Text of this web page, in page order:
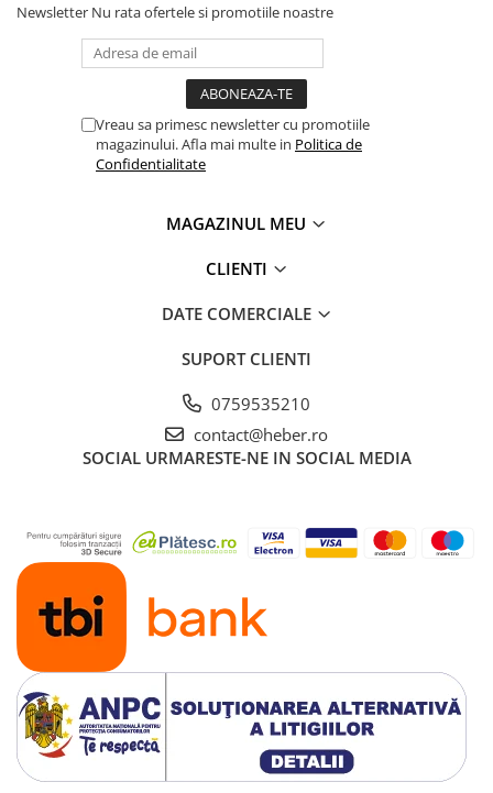
Newsletter Nu rata ofertele si promotiile noastre
Vreau sa primesc newsletter cu promotiile
magazinului. Afla mai multe in Politica de
Confidentialitate
MAGAZINUL MEU
CLIENTI
DATE COMERCIALE
SUPORT CLIENTI
0759535210
contact@heber.ro
SOCIAL URMARESTE-NE IN SOCIAL MEDIA